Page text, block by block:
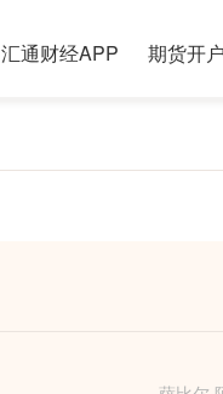
汇通财经APP 期货开户